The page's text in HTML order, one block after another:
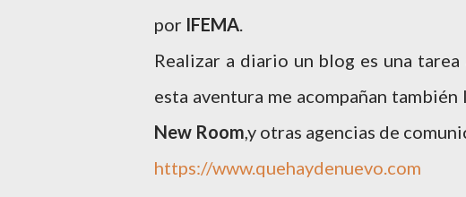
por IFEMA.
Realizar a diario un blog es una
esta aventura me acompañan
New Room,y otras agencias de
https://www.quehaydenuevo.com